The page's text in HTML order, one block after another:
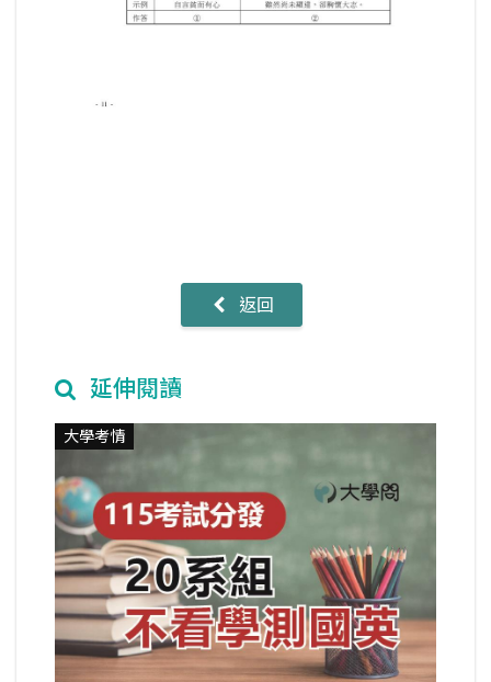
返回
延伸閱讀
大學考情